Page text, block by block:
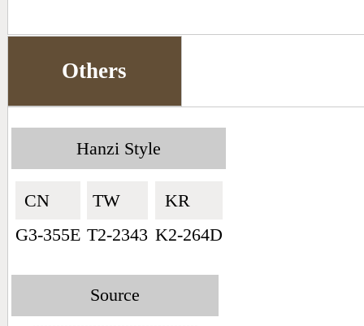
Others
Hanzi Style
CN🇨🇳
G3-355E
TW🇹🇼
T2-2343
KR🇰🇷
K2-264D
Source